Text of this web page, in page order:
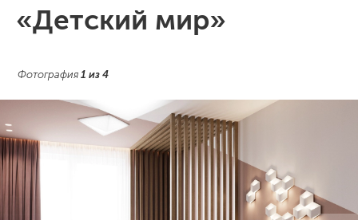
«Детский мир»
Фотография 1 из 4